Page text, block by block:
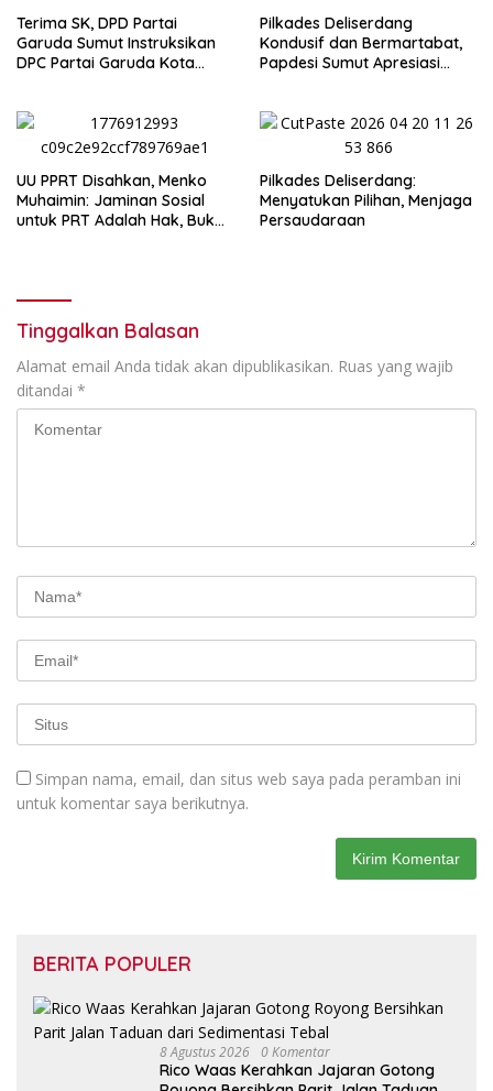
Terima SK, DPD Partai
Garuda Sumut Instruksikan
DPC Partai Garuda Kota
Pilkades Deliserdang
Kondusif dan Bermartabat,
Papdesi Sumut Apresiasi
UU PPRT Disahkan, Menko
Muhaimin: Jaminan Sosial
untuk PRT Adalah Hak, Bukan
Pilkades Deliserdang:
Menyatukan Pilihan, Menjaga
Persaudaraan
Tinggalkan Balasan
Alamat email Anda tidak akan dipublikasikan. Ruas yang wajib
ditandai *
Simpan nama, email, dan situs web saya pada peramban ini
untuk komentar saya berikutnya.
BERITA POPULER
8 Agustus 2026 0 Komentar
Rico Waas Kerahkan Jajaran Gotong